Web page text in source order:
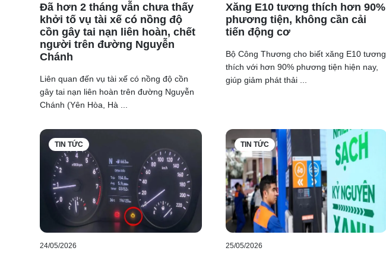
Đã hơn 2 tháng vẫn chưa thấy
khởi tố vụ tài xế có nồng độ
cồn gây tai nạn liên hoàn, chết
người trên đường Nguyễn
Chánh
Liên quan đến vụ tài xế có nồng độ cồn
gây tai nạn liên hoàn trên đường Nguyễn
Chánh (Yên Hòa, Hà ...
Xăng E10 tương thích hơn 90%
phương tiện, không cần cải
tiến động cơ
Bộ Công Thương cho biết xăng E10 tương
thích với hơn 90% phương tiện hiện nay,
giúp giảm phát thải ...
TIN TỨC
24/05/2026
TIN TỨC
25/05/2026